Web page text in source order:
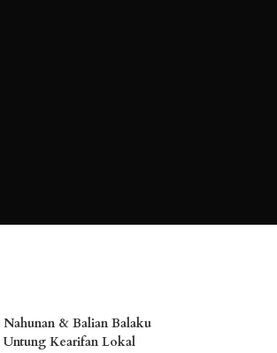
Nahunan & Balian Balaku
Untung Kearifan Lokal